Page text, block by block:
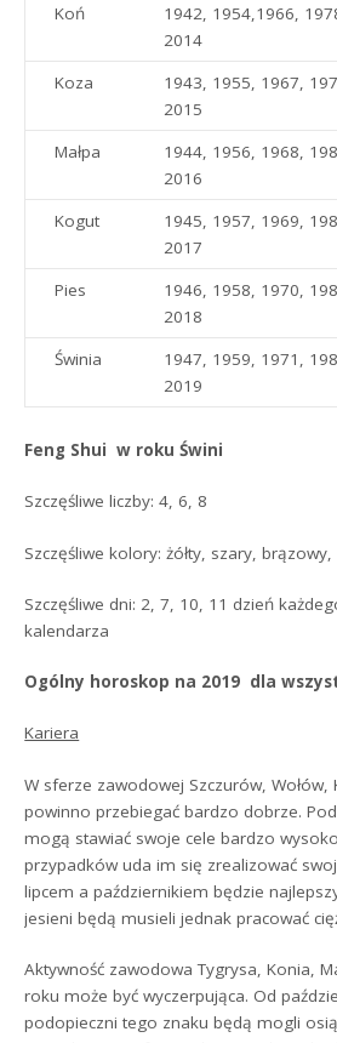
Koń
1942, 1954,1966,
2014
Koza
1943, 1955, 1967,
2015
Małpa
1944, 1956, 1968,
2016
Kogut
1945, 1957, 1969,
2017
Pies
1946, 1958, 1970,
2018
Świnia
1947, 1959, 1971,
2019
Feng Shui w roku Świni
Szczęśliwe liczby: 4, 6, 8
Szczęśliwe kolory: żółty, szary, brązowy,
Szczęśliwe dni: 2, 7, 10, 11 dzień
kalendarza
Ogólny horoskop na 2019 dla
Kariera
W sferze zawodowej Szczurów,
powinno przebiegać bardzo dobrze.
mogą stawiać swoje cele bardzo
przypadków uda im się zrealizować
lipcem a październikiem będzie
jesieni będą musieli jednak pracować
Aktywność zawodowa Tygrysa, Konia,
roku może być wyczerpująca. Od
podopieczni tego znaku będą mogli